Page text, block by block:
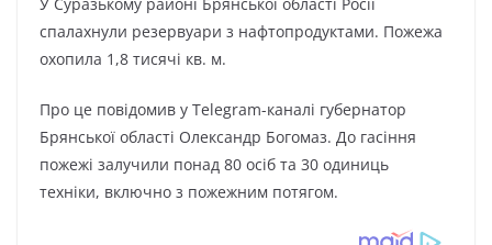
спалахнули резервуари з нафтопродуктами. Пожежа
охопила 1,8 тисячі кв. м.
Про це повідомив у Telegram-каналі губернатор
Брянської області Олександр Богомаз. До гасіння
пожежі залучили понад 80 осіб та 30 одиниць
техніки, включно з пожежним потягом.